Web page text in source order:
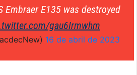
Embraer E135 was destroyed
gau6Irmwhm
16 de abril de 2023